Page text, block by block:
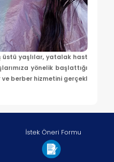
üstü yaşlılar, yatalak hast
yönelik başlattığı
ve berber hizmetini gerçekl
İstek Öneri Formu